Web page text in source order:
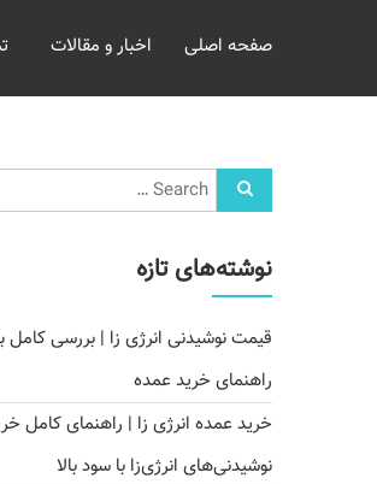
خرید
غلات
مومنی
صفحه اصلی اخبار و مقالات
نوشته‌های تازه
قیمت نوشیدنی انرژی زا | بررسی کامل
راهنمای خرید عمده
خرید عمده انرژی زا | راهنمای کامل
نوشیدنی‌های انرژی‌زا با سود بالا